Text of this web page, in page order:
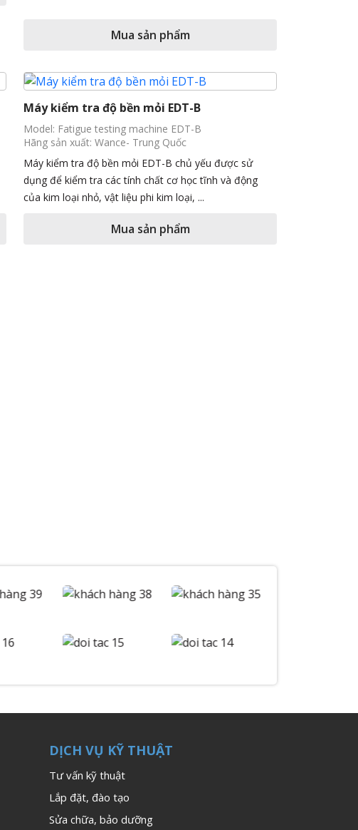
Mua sản phẩm
Máy kiểm tra độ bền mỏi EDT-B
Model: Fatigue testing machine EDT-B
Hãng sản xuất: Wance- Trung Quốc
Máy kiểm tra độ bền mỏi EDT-B chủ yếu được sử
dụng để kiểm tra các tính chất cơ học tĩnh và động
của kim loại nhỏ, vật liệu phi kim loại, ...
Mua sản phẩm
DỊCH VỤ KỸ THUẬT
Tư vấn kỹ thuật
Lắp đặt, đào tạo
Sửa chữa, bảo dưỡng